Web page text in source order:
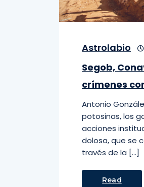
Astrolabio
Segob,
crímenes
Antonio
potosinas, los
acciones
dolosa, que se
través de la […]
Read